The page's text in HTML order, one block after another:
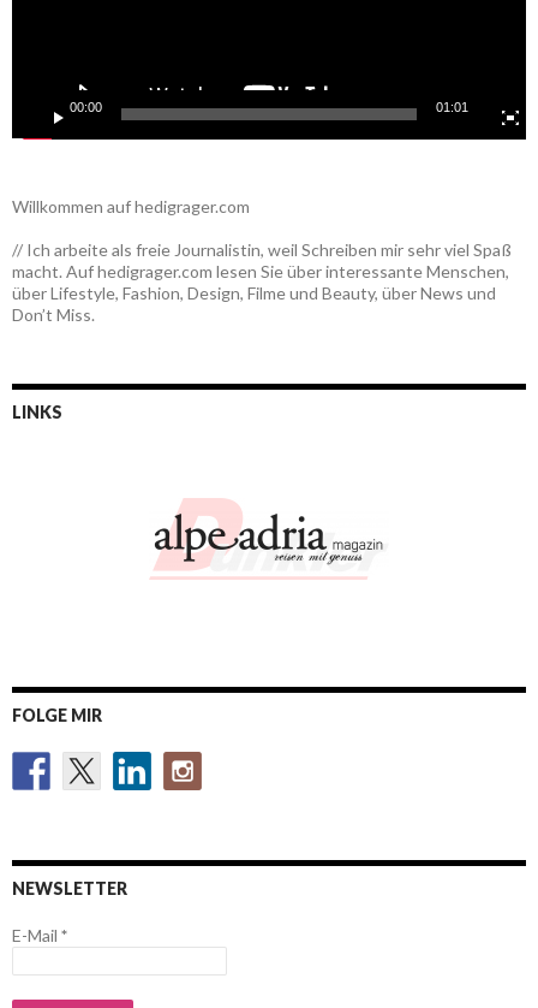
00:00 01:01
Willkommen auf hedigrager.com
// Ich arbeite als freie Journalistin, weil Schreiben mir sehr viel Spaß
macht. Auf hedigrager.com lesen Sie über interessante Menschen,
über Lifestyle, Fashion, Design, Filme und Beauty, über News und
Don’t Miss.
LINKS
FOLGE MIR
NEWSLETTER
E-Mail *